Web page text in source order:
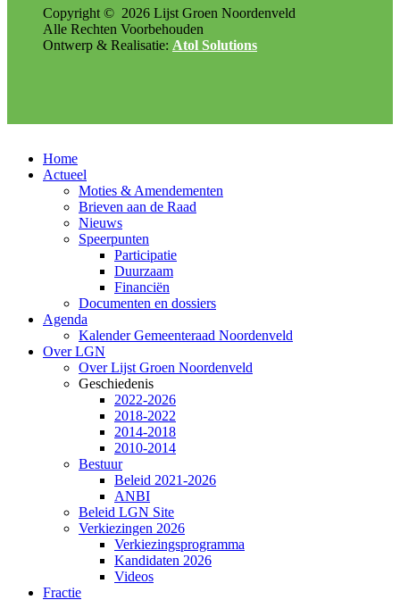
Copyright © 2026 Lijst Groen Noordenveld
Alle Rechten Voorbehouden
Ontwerp & Realisatie: Atol Solutions
Home
Actueel
Moties & Amendementen
Brieven aan de Raad
Nieuws
Speerpunten
Participatie
Duurzaam
Financiën
Documenten en dossiers
Agenda
Kalender Gemeenteraad Noordenveld
Over LGN
Over Lijst Groen Noordenveld
Geschiedenis
2022-2026
2018-2022
2014-2018
2010-2014
Bestuur
Beleid 2021-2026
ANBI
Beleid LGN Site
Verkiezingen 2026
Verkiezingsprogramma
Kandidaten 2026
Videos
Fractie